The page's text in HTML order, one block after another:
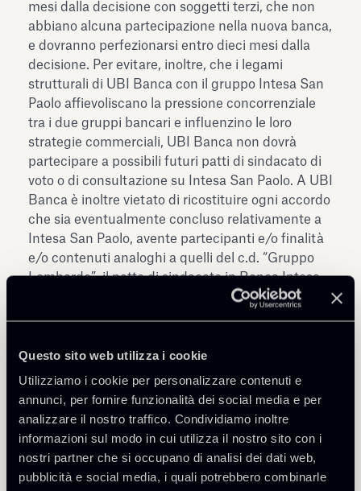
Questo sito web utilizza i cookie
Utilizziamo i cookie per personalizzare contenuti e
annunci, per fornire funzionalità dei social media e per
analizzare il nostro traffico. Condividiamo inoltre
informazioni sul modo in cui utilizza il nostro sito con i
nostri partner che si occupano di analisi dei dati web,
pubblicità e social media, i quali potrebbero combinarle
mesi dalla decisione con soggetti terzi, che non
abbiano alcuna partecipazione nella nuova banca,
e dovranno perfezionarsi entro dieci mesi dalla
decisione. Per evitare, inoltre, che i legami
strutturali di UBI Banca con il gruppo Intesa San
Paolo affievoliscano la pressione concorrenziale
tra i due gruppi bancari e influenzino le loro
strategie commerciali, UBI Banca non dovrà
partecipare a possibili futuri patti di sindacato di
voto o di consultazione su Intesa San Paolo. A UBI
Banca è inoltre vietato di ricostituire ogni accordo
che sia eventualmente concluso relativamente a
Intesa San Paolo, avente partecipanti e/o finalità
e/o contenuti analoghi a quelli del c.d. “Gruppo
Lombardo”, il patto di sindacato in Banca Intesa,
a cui partecipavano Banca Lombarda, Carlo
S.p.A. e/o il gruppo Mittel sottoscrivano un patto
di sindacato di voto o di consultazione su Intesa
Sanpaolo, nessuna persona fisica che controlli o
rivesta cariche in tali società sia
contemporaneamente presente negli organi di
governance
di UBI Banca. UBI Banca è tenuta a
informare progressivamente l’AGCM sulle